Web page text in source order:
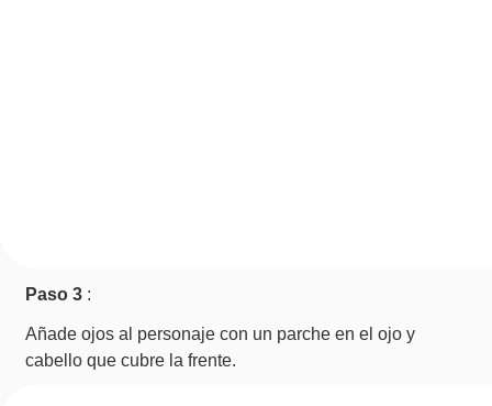
Paso 3 :
Añade ojos al personaje con un parche en el ojo y
cabello que cubre la frente.